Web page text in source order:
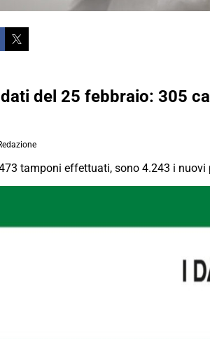
del 25 febbraio: 305
tamponi effettuati, sono 4.243 i